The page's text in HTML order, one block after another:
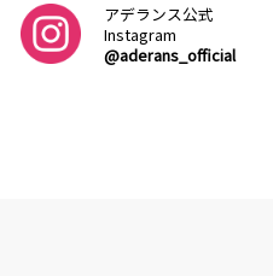
アデランス公式
Instagram
@aderans_official